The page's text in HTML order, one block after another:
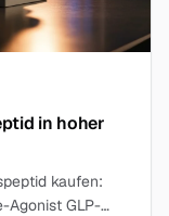
in hoher
kaufen:
Agonist GLP-